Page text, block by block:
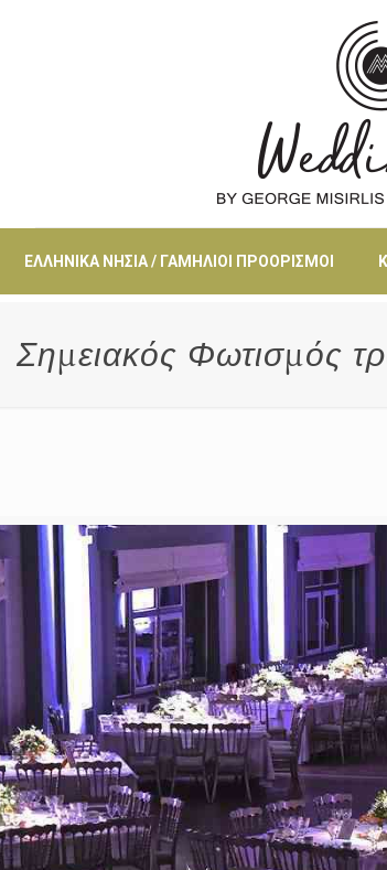
ΕΛΛΗΝΙΚΆ ΝΗΣΙΆ / ΓΑΜΉΛΙΟΙ ΠΡΟΟΡΙΣΜΟΊ
Σημειακός Φωτισμός